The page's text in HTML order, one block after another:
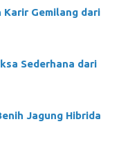
Karir Gemilang dari
Sederhana dari
Jagung Hibrida